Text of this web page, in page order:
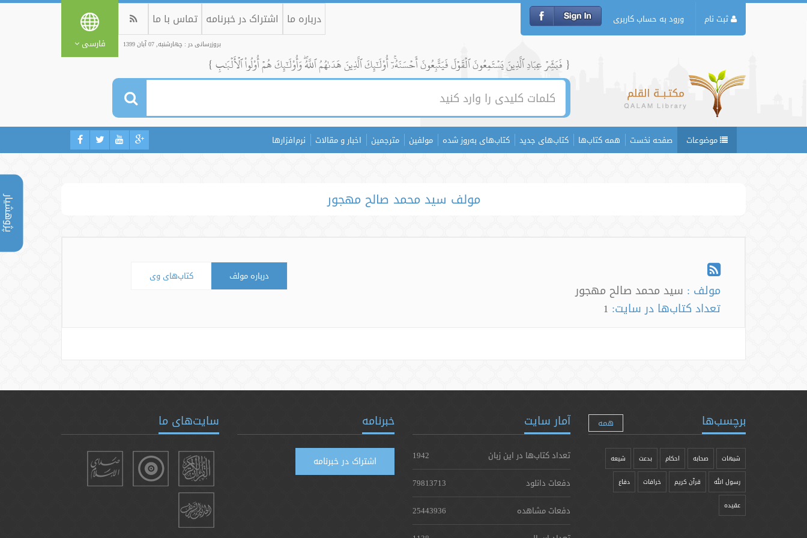
پژوهشیار
ثبت نام ورود به حساب کاربری درباره ما اشتراک در خبرنامه تماس با ما
بروزرسانی در : چهارشنبه, 07 آبان 1399 فارسی
{ فَبَشِّرۡ عِبَادِ ٱلَّذِينَ يَسۡتَمِعُونَ ٱلۡقَوۡلَ فَيَتَّبِعُونَ أَحۡسَنَهُۥٓۚ أُوْلَٰٓئِكَ ٱلَّذِينَ هَدَىٰهُمُ ٱللَّهُۖ وَأُوْلَٰٓئِكَ هُمۡ أُوْلُواْ ٱلۡأَلۡبَٰبِ }
موضوعات صفحه نخست همه کتاب‌ها کتاب‌های جدید کتاب‌های به‌روز شده مولفین مترجمین اخبار و مقالات نرم‌افزارها
مولف سید محمد صالح مهجور
مولف : سید محمد صالح مهجور
تعداد کتاب‌ها در سایت: 1
درباره مولف کتاب‌های وی
برچسب‌ها همه
شبهات صحابه احکام بدعت شیعه
رسول الله قرآن کریم خرافات دفاع
عقیده
آمار سایت
تعداد کتاب‌ها در این زبان
1942
دفعات دانلود
79813713
دفعات مشاهده
25443936
خبرنامه
اشتراک در خبرنامه
سایت‌های ما